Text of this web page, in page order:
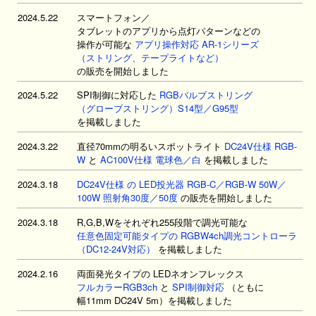
2024.5.22
スマートフォン／
タブレットのアプリから点灯パターンなどの
操作が可能な アプリ操作対応 AR-1シリーズ
（ストリング、テープライトなど）
の販売を開始しました
2024.5.22
SPI制御に対応した RGBバルブストリング
（グローブストリング）S14型／G95型
を掲載しました
2024.3.22
直径70mmの明るいスポットライト DC24V仕様 RGB-
W とAC100V仕様 電球色／白 を掲載しました
2024.3.18
DC24V仕様 の LED投光器 RGB-C／RGB-W 50W／
100W 照射角30度／50度 の販売を開始しました
2024.3.18
R,G,B,Wをそれぞれ255段階で調光可能な
任意色固定可能タイプの RGBW4ch調光コントローラ
（DC12-24V対応）
を掲載しました
2024.2.16
両面発光タイプの LEDネオンフレックス
フルカラーRGB3ch とSPI制御対応 （ともに
幅11mm DC24V 5m）を掲載しました